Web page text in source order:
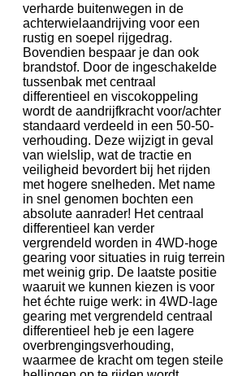
verharde buitenwegen in de
achterwielaandrijving voor een
rustig en soepel rijgedrag.
Bovendien bespaar je dan ook
brandstof. Door de ingeschakelde
tussenbak met centraal
differentieel en viscokoppeling
wordt de aandrijfkracht voor/achter
standaard verdeeld in een 50-50-
verhouding. Deze wijzigt in geval
van wielslip, wat de tractie en
veiligheid bevordert bij het rijden
met hogere snelheden. Met name
in snel genomen bochten een
absolute aanrader! Het centraal
differentieel kan verder
vergrendeld worden in 4WD-hoge
gearing voor situaties in ruig terrein
met weinig grip. De laatste positie
waaruit we kunnen kiezen is voor
het échte ruige werk: in 4WD-lage
gearing met vergrendeld centraal
differentieel heb je een lagere
overbrengingsverhouding,
waarmee de kracht om tegen steile